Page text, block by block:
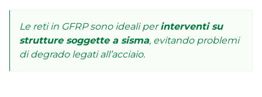
Le reti in GFRP sono ideali perinterventi su
strutture soggette a sisma, evitando problemi
di degrado legati all’acciaio.